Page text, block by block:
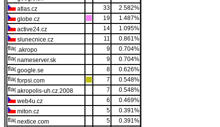
atlas.cz
33
2.582%
globe.cz
19
1.487%
active24.cz
14
1.095%
slunecnice.cz
11
0.861%
.akropo
9
0.704%
nameserver.sk
9
0.704%
google.se
8
0.626%
forpsi.com
7
0.548%
akropolis-uh.cz.2008
7
0.548%
web4u.cz
6
0.469%
miton.cz
5
0.391%
nextice.com
5
0.391%